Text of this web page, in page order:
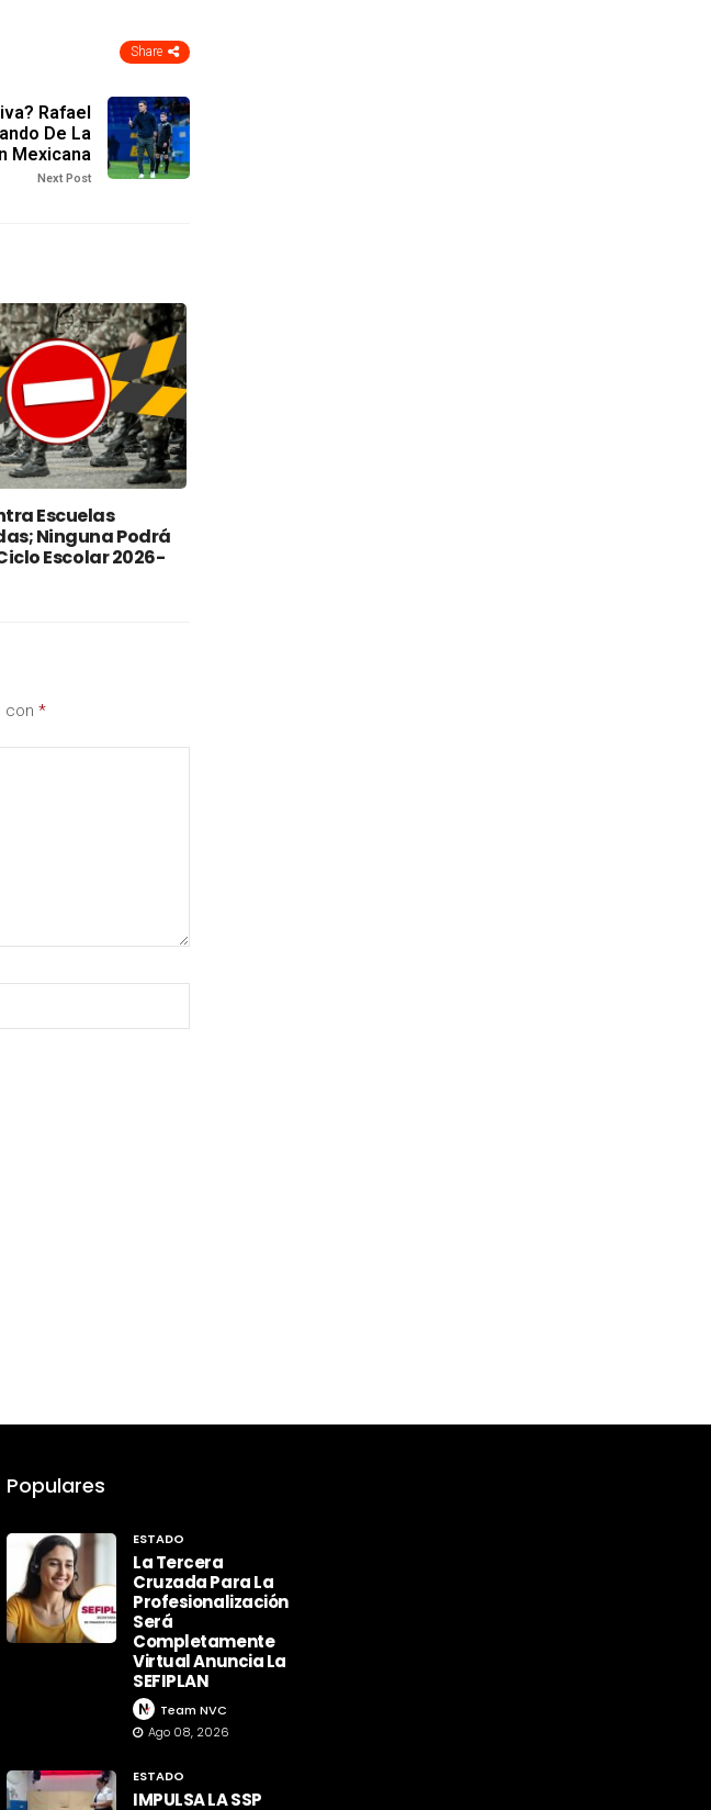
Share
Rafael
De La
Mexicana
Next Post
Escuelas
Ninguna Podrá
Escolar 2026-
con *
Populares
ESTADO
La Tercera
Cruzada Para La
Profesionalización
Será
Completamente
Virtual Anuncia La
SEFIPLAN
Team NVC
Ago 08, 2026
ESTADO
IMPULSA LA SSP